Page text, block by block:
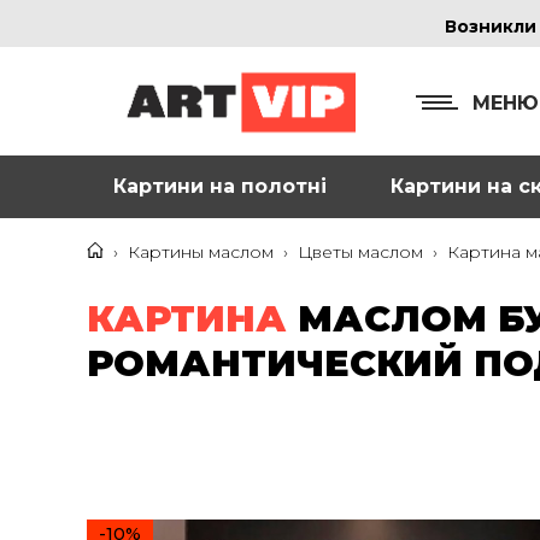
МЕНЮ
Картини на полотні Картини на
› Картины маслом › Цветы маслом › Картина
КАРТИНА МАСЛОМ
РОМАНТИЧЕСКИЙ
-10%
м.